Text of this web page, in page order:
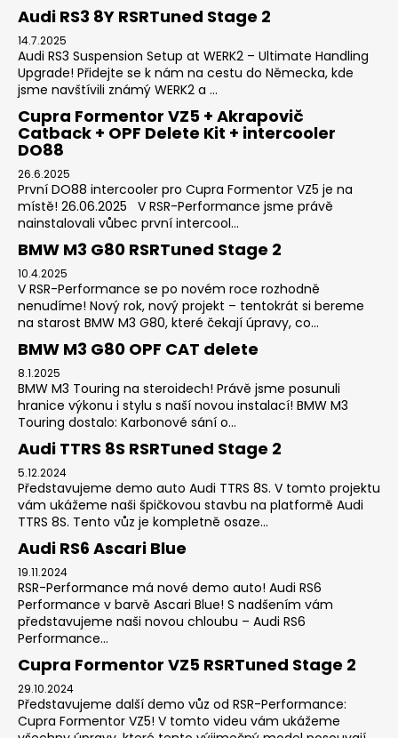
Audi RS3 8Y RSRTuned Stage 2
14.7.2025
Audi RS3 Suspension Setup at WERK2 – Ultimate Handling
Upgrade! Přidejte se k nám na cestu do Německa, kde
jsme navštívili známý WERK2 a ...
Cupra Formentor VZ5 + Akrapovič
Catback + OPF Delete Kit + intercooler
DO88
26.6.2025
První DO88 intercooler pro Cupra Formentor VZ5 je na
místě! 26.06.2025 V RSR-Performance jsme právě
nainstalovali vůbec první intercool...
BMW M3 G80 RSRTuned Stage 2
10.4.2025
V RSR-Performance se po novém roce rozhodně
nenudíme! Nový rok, nový projekt – tentokrát si bereme
na starost BMW M3 G80, které čekají úpravy, co...
BMW M3 G80 OPF CAT delete
8.1.2025
BMW M3 Touring na steroidech! Právě jsme posunuli
hranice výkonu i stylu s naší novou instalací! BMW M3
Touring dostalo: Karbonové sání o...
Audi TTRS 8S RSRTuned Stage 2
5.12.2024
Představujeme demo auto Audi TTRS 8S. V tomto projektu
vám ukážeme naši špičkovou stavbu na platformě Audi
TTRS 8S. Tento vůz je kompletně osaze...
Audi RS6 Ascari Blue
19.11.2024
RSR-Performance má nové demo auto! Audi RS6
Performance v barvě Ascari Blue! S nadšením vám
představujeme naši novou chloubu – Audi RS6
Performance...
Cupra Formentor VZ5 RSRTuned Stage 2
29.10.2024
Představujeme další demo vůz od RSR-Performance:
Cupra Formentor VZ5! V tomto videu vám ukážeme